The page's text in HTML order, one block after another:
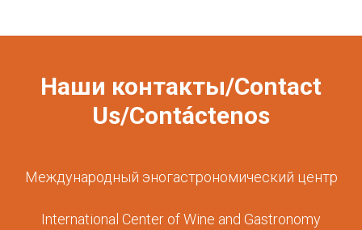
Наши контакты/Contact
Us/Contáctenos
Международный эногастрономический центр
International Center of Wine and Gastronomy